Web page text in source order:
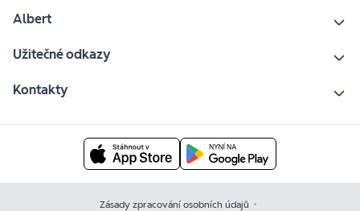
Albert
Užitečné odkazy
Kontakty
Zásady zpracování osobních údajů